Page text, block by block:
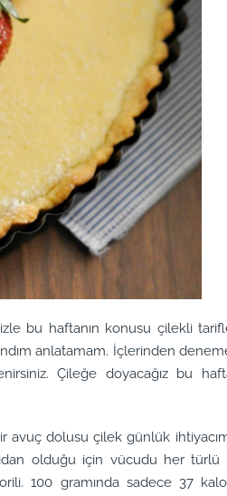
bu haftanın konusu çilekli
anlatamam. İçlerinden
Çileğe doyacağız bu
avuç dolusu çilek günlük
olduğu için vücudu her türlü
100 gramında sadece 37